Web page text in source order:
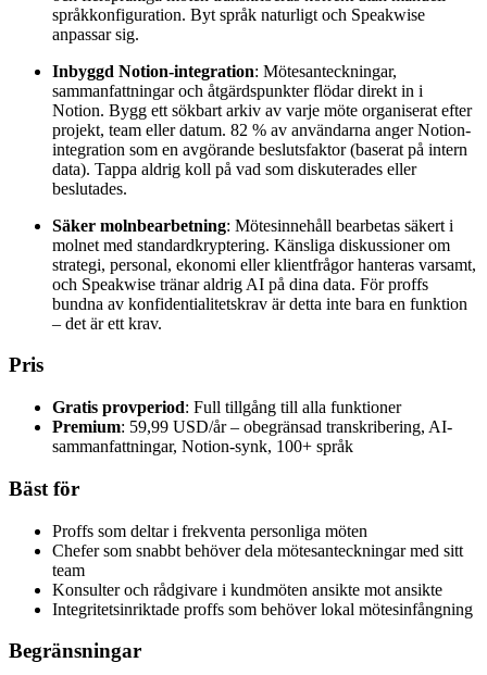
språkkonfiguration. Byt språk naturligt och Speakwise
anpassar sig.
Inbyggd Notion-integration: Mötesanteckningar,
sammanfattningar och åtgärdspunkter flödar direkt in i
Notion. Bygg ett sökbart arkiv av varje möte organiserat efter
projekt, team eller datum. 82 % av användarna anger Notion-
integration som en avgörande beslutsfaktor (baserat på intern
data). Tappa aldrig koll på vad som diskuterades eller
beslutades.
Säker molnbearbetning: Mötesinnehåll bearbetas säkert i
molnet med standardkryptering. Känsliga diskussioner om
strategi, personal, ekonomi eller klientfrågor hanteras varsamt,
och Speakwise tränar aldrig AI på dina data. För proffs
bundna av konfidentialitetskrav är detta inte bara en funktion
– det är ett krav.
Pris
Gratis provperiod: Full tillgång till alla funktioner
Premium: 59,99 USD/år – obegränsad transkribering, AI-
sammanfattningar, Notion-synk, 100+ språk
Bäst för
Proffs som deltar i frekventa personliga möten
Chefer som snabbt behöver dela mötesanteckningar med sitt
team
Konsulter och rådgivare i kundmöten ansikte mot ansikte
Integritetsinriktade proffs som behöver lokal mötesinfångning
Begränsningar